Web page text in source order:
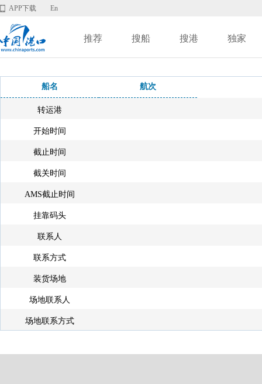
APP下载 En
推荐 搜船 搜港 独家
船名 航次
转运港
开始时间
截止时间
截关时间
AMS截止时间
挂靠码头
联系人
联系方式
装货场地
场地联系人
场地联系方式